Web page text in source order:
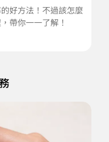
好方法！不過該怎麼
帶你一一了解！